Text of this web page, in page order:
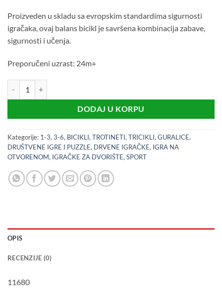
Proizveden u skladu sa evropskim standardima sigurnosti
igračaka, ovaj balans bicikl je savršena kombinacija zabave,
sigurnosti i učenja.
Preporučeni uzrast: 24m+
DODAJ U KORPU
Kategorije: 1-3, 3-6, BICIKLI, TROTINETI, TRICIKLI, GURALICE,
DRUŠTVENE IGRE I PUZZLE, DRVENE IGRAČKE, IGRA NA
OTVORENOM, IGRAČKE ZA DVORIŠTE, SPORT
OPIS
RECENZIJE (0)
11680